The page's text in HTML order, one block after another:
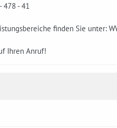
478 - 41
finden Sie unter:
Ihren Anruf!